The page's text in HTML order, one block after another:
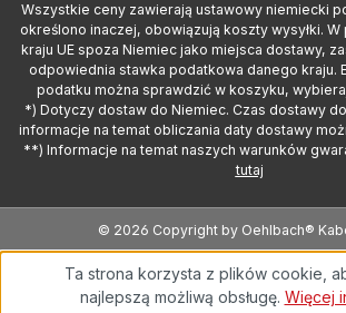
Wszystkie ceny zawierają ustawowy niemiecki
określono inaczej, obowiązują koszty wysyłki.
kraju UE spoza Niemiec jako miejsca dostawy,
odpowiednia stawka podatkowa danego kraju.
podatku można sprawdzić w koszyku,
*) Dotyczy dostaw do Niemiec. Czas dostawy
informacje na temat obliczania daty dostawy
**) Informacje na temat naszych warunków
tutaj
© 2026 Copyright by Oehlbach®
Ta strona korzysta z plików cookie,
najlepszą możliwą obsługę. Więcej